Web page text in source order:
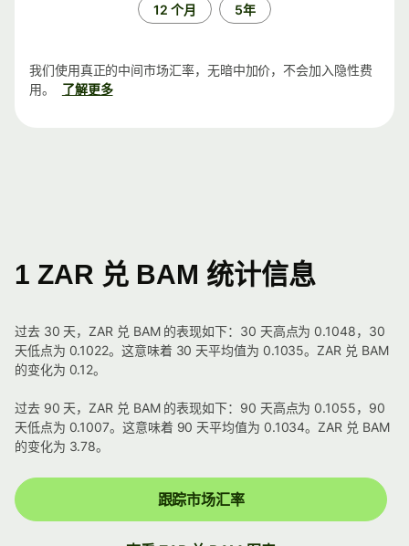
12 个月 5年
我们使用真正的中间市场汇率，无暗中加价，不会加入隐性费
用。
了解更多
1 ZAR 兑 BAM 统计信息
过去 30 天，ZAR 兑 BAM 的表现如下：30 天高点为 0.1048，30
天低点为 0.1022。这意味着 30 天平均值为 0.1035。ZAR 兑 BAM
的变化为 0.12。
过去 90 天，ZAR 兑 BAM 的表现如下：90 天高点为 0.1055，90
天低点为 0.1007。这意味着 90 天平均值为 0.1034。ZAR 兑 BAM
的变化为 3.78。
跟踪市场汇率